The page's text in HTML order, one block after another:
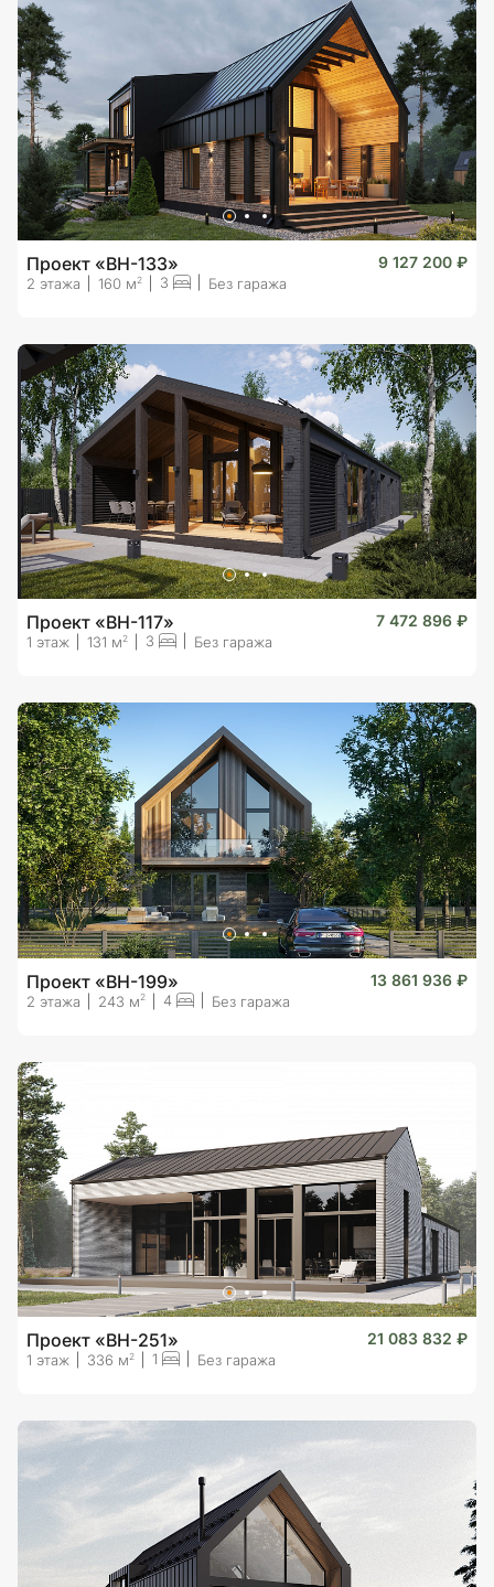
Проект «BH-133» 9 127 200 ₽
2 этажа 160 м 2 3 Без гаража
Проект «BH-117» 7 472 896 ₽
1 этаж 131 м 2 3 Без гаража
Проект «BH-199» 13 861 936 ₽
2 этажа 243 м2 4 Без гаража
Проект «BH-251» 21 083 832 ₽
1 этаж 336 м 2 1 Без гаража